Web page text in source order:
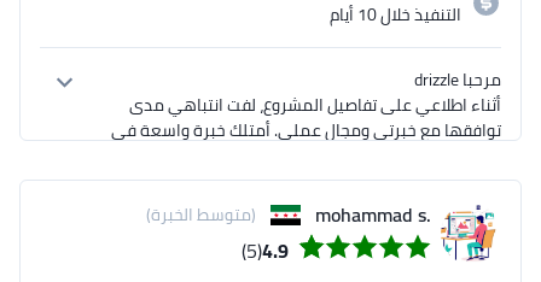
بتقديم تصميمات تعكس قوة الرسالة وتحقق تأثيراً قوياً
التي تلبي تطلعاتك.. تفضل بتصفح ملف الأعمال كاملا
بحسابي
التنفيذخلال 10 أيام
أوضح عن مستوى التصاميم التي أقدّمها
.mohammad s (متوسط الخبرة)
4.9
(5)